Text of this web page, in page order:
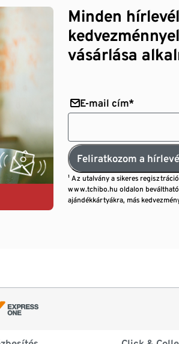
Minden
vásárlása
E-mail cím*
Feliratkozom a
¹ Az utalvány a sikeres
www.tchibo.hu oldalon
ajándékkártyákra, más